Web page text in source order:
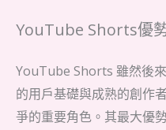
YouTube Shorts優
YouTube Shorts 雖然後
的用戶基礎與成熟的創作
爭的重要角色。其最大優